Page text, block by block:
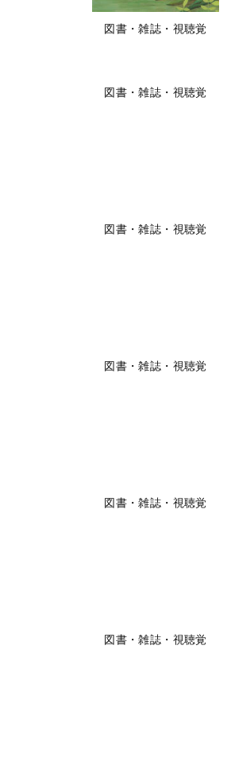
図書・雑誌・視聴覚
図書・雑誌・視聴覚
図書・雑誌・視聴覚
図書・雑誌・視聴覚
図書・雑誌・視聴覚
図書・雑誌・視聴覚